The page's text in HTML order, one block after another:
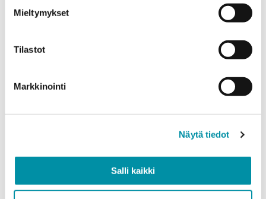
Mieltymykset
Tilastot
Markkinointi
Näytä tiedot
Salli kaikki
Quantity (m)
Weight (kg)
EN AW-6082 (min. 500kg)